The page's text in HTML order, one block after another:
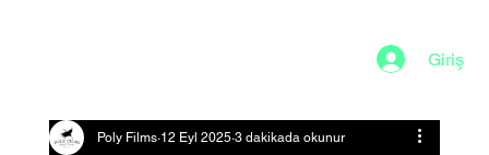
Giriş
Poly Films 12 Eyl 2025 3 dakikada okunur